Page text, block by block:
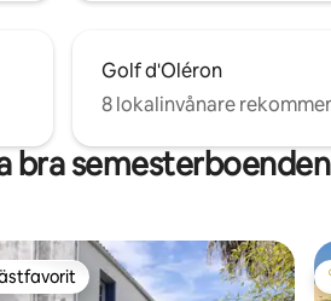
Golf d'Oléron
8 lokalinvånare
bra
gästfavorit